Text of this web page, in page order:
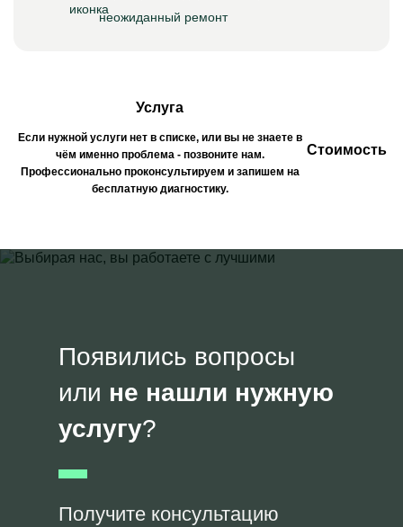
неожиданный ремонт
Услуга
Если нужной услуги нет в списке, или вы не знаете в
чём именно проблема - позвоните нам.
Профессионально проконсультируем и запишем на
бесплатную диагностику.
Стоимость
Появились вопросы
или не нашли нужную
услугу?
Получите консультацию